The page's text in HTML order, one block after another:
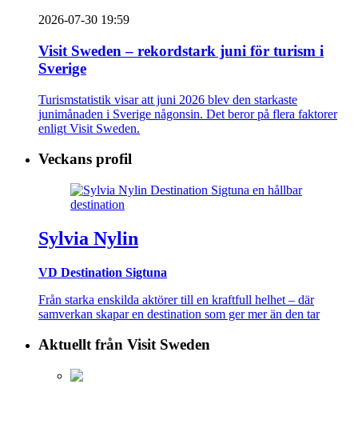
2026-07-30 19:59
Visit Sweden – rekordstark juni för turism i
Sverige
Turismstatistik visar att juni 2026 blev den starkaste
junimånaden i Sverige någonsin. Det beror på flera faktorer
enligt Visit Sweden.
Veckans profil
Sylvia Nylin
VD Destination Sigtuna
Från starka enskilda aktörer till en kraftfull helhet – där
samverkan skapar en destination som ger mer än den tar
Aktuellt från Visit Sweden